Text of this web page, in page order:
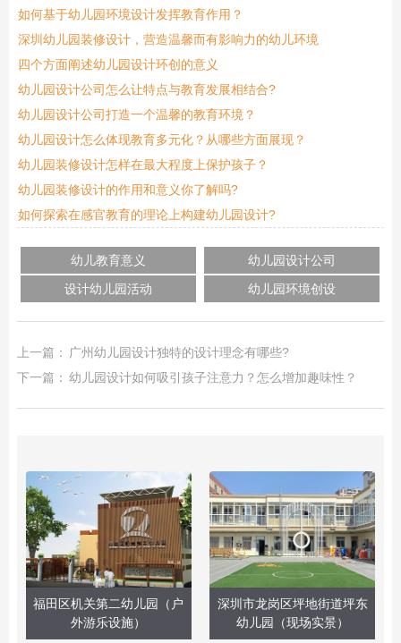
如何基于幼儿园环境设计发挥教育作用？
深圳幼儿园装修设计，营造温馨而有影响力的幼儿环境
四个方面阐述幼儿园设计环创的意义
幼儿园设计公司怎么让特点与教育发展相结合?
幼儿园设计公司打造一个温馨的教育环境？
幼儿园设计怎么体现教育多元化？从哪些方面展现？
幼儿园装修设计怎样在最大程度上保护孩子？
幼儿园装修设计的作用和意义你了解吗?
如何探索在感官教育的理论上构建幼儿园设计?
幼儿教育意义
幼儿园设计公司
设计幼儿园活动
幼儿园环境创设
上一篇：
广州幼儿园设计独特的设计理念有哪些?
下一篇： 幼儿园设计如何吸引孩子注意力？怎么增加趣味性？
福田区机关第二幼儿园（户
外游乐设施）
深圳市龙岗区坪地街道坪东
幼儿园（现场实景）